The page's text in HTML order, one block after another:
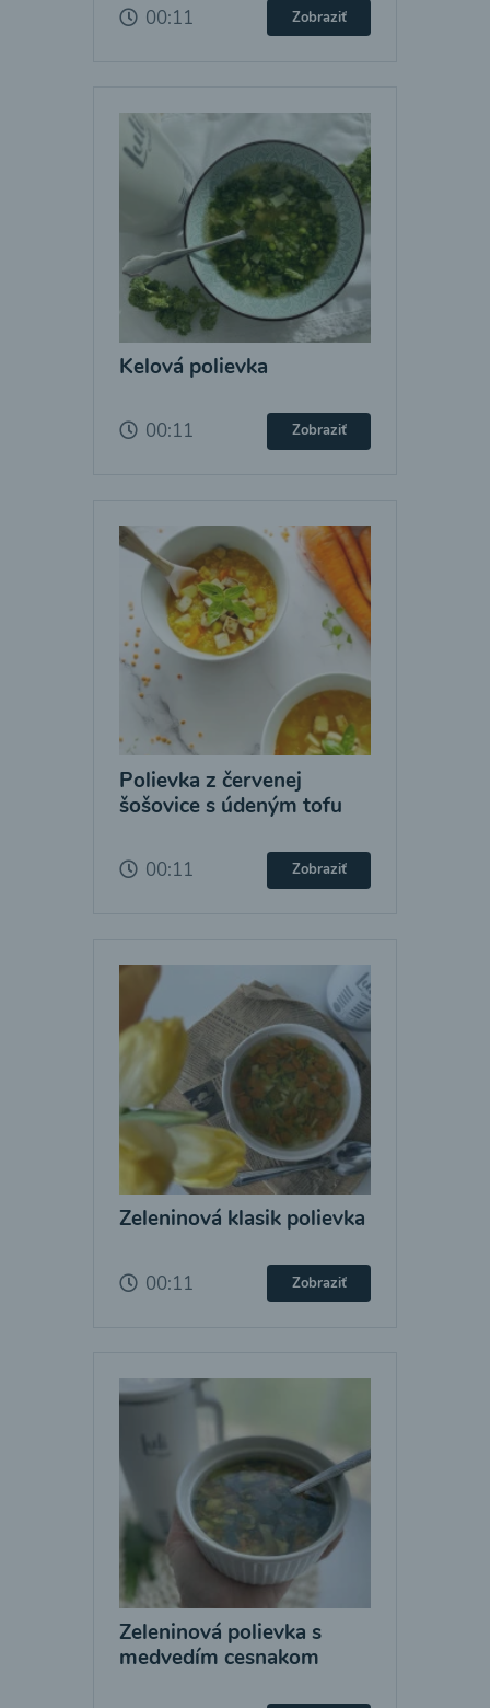
00:11 Zobraziť
Kelová polievka
00:11 Zobraziť
Polievka z červenej
šošovice s údeným tofu
00:11 Zobraziť
Zeleninová klasik polievka
00:11 Zobraziť
Zeleninová polievka s
medvedím cesnakom